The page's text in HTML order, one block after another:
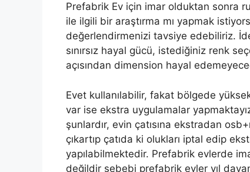
Prefabrik Ev için imar olduktan sonra
ile ilgili bir araştırma mı yapmak
değerlendirmenizi tavsiye edebiliriz.
sınırsız hayal gücü, istediğiniz renk
açısından dimension hayal
Evet kullanılabilir, fakat bölgede
var ise ekstra uygulamalar
şunlardır, evin çatısına ekstradan
çıkartıp çatıda ki olukları iptal edip
yapılabilmektedir. Prefabrik evlerde
değildir sebebi prefabrik evler yıl